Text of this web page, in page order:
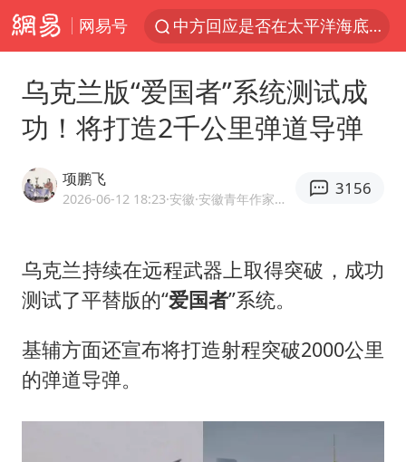
网易号
中方回应是否在太平洋海底开采稀土
吉林一“温度计大楼”读数爆表
法国下周开始禁止未经同意的电话营销
27岁女子成组织卖淫集团主犯被通缉
U17国足1分钟轰2球
乌克兰版“爱国者”系统测试成
功！将打造2千公里弹道导弹
项鹏飞
2026-06-12 18:23·安徽 ·安徽青年作家协会作家 优质军事领域创作者
3156
乌克兰持续在远程武器上取得突破，成功
测试了平替版的“爱国者”系统。
基辅方面还宣布将打造射程突破2000公里
的弹道导弹。